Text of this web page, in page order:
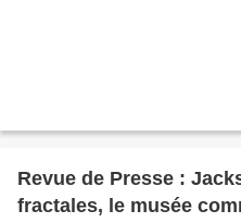
Revue de Presse :
fractales, le